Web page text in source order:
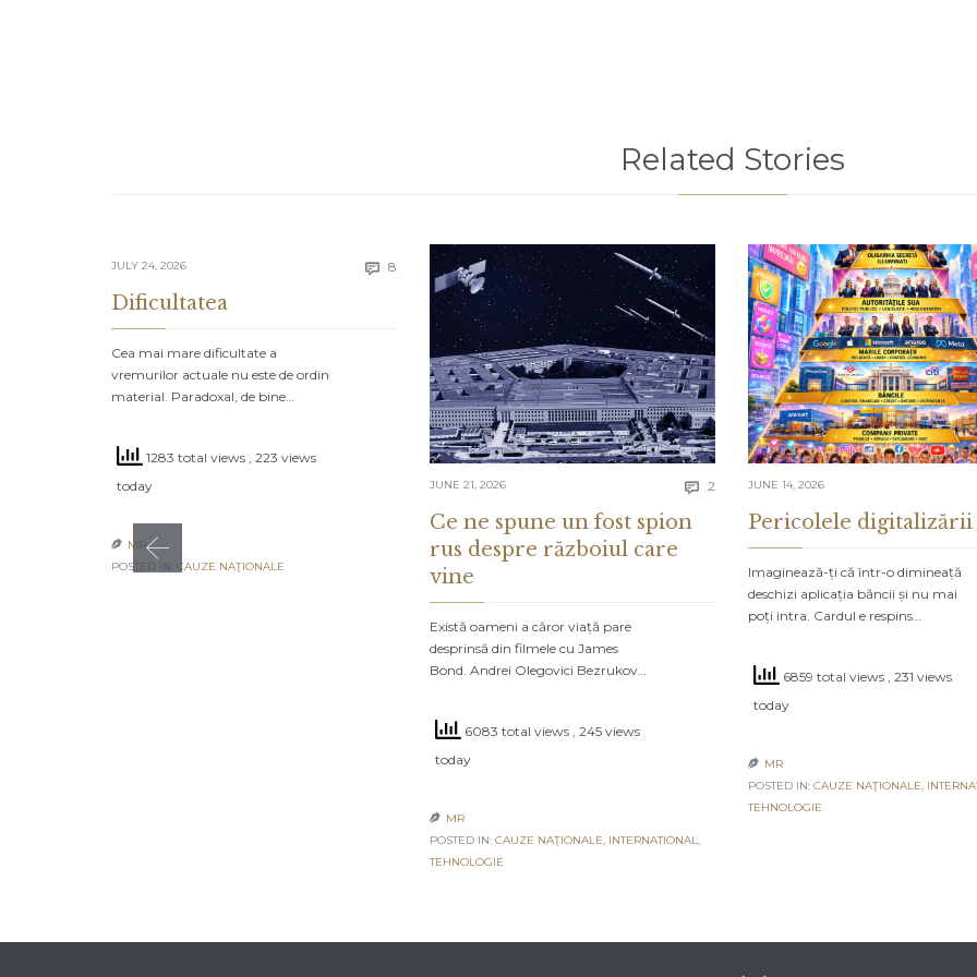
Related Stories
JULY 24, 2026  8 Comments
Dificultatea
Cea mai mare dificultate a
vremurilor actuale nu este de ordin
material. Paradoxal, de bine…
1283 total views , 223 views
today
 MR
POSTED IN: CAUZE NAŢIONALE
JUNE 21, 2026  2 Comments
Ce ne spune un fost spion
rus despre războiul care
vine
Există oameni a căror viață pare
desprinsă din filmele cu James
Bond. Andrei Olegovici Bezrukov…
6083 total views , 245 views
today
 MR
POSTED IN: CAUZE NAŢIONALE, INTERNATIONAL,
TEHNOLOGIE
JUNE 14, 2026
Pericolele digitalizării
Imaginează-ți că într-o dimineață
deschizi aplicația băncii și nu mai
poți intra. Cardul e respins…
6859 total views , 231 views
today
 MR
POSTED IN: CAUZE NAŢIONALE,
TEHNOLOGIE